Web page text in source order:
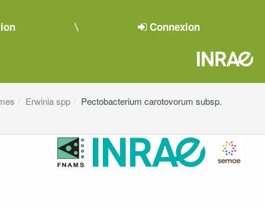
Connexion
Erwinia spp
Pectobacterium carotovorum subsp.